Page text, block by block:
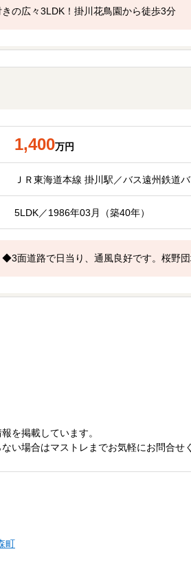
きの広々3LDK！掛川花鳥園から徒歩3分
1,400万円
ＪＲ東海道本線 掛川駅／バス遠州鉄道
5LDK／1986年03月（築40年）
面道路で日当り、通風良好です。桜野団
を掲載しています。
い場合はマストレまでお気軽にお問合せ
町